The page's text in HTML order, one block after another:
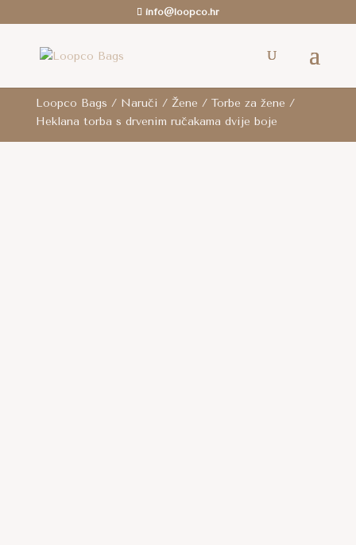
info@loopco.hr
Loopco Bags / Naruči / Žene / Torbe za žene /
Heklana torba s drvenim ručakama dvije boje
ROK ZA SLANJE: 6-12 radnih dana.. /
eura i za cijelu EU za narudžbe iznad 100 eura.